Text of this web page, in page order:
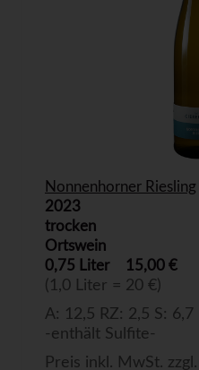
Nonnenhorner Riesling
2023
trocken
Ortswein
0,75 Liter
15,00 €
(1,0 Liter = 20 €)
A: 12,5 RZ: 2,5 S: 6,7
-enthält Sulfite-
Preis inkl. MwSt. zzgl.